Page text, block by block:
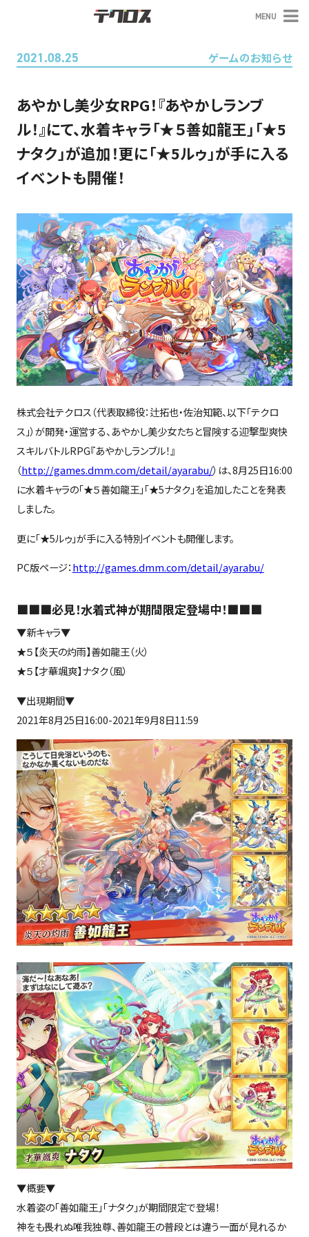
MENU
2021.08.25 ゲームのお知らせ
あやかし美少女RPG！『あやかしランブ
ル！』にて、水着キャラ「★５善如龍王」「★5
ナタク」が追加！更に「★5ルゥ」が手に入る
イベントも開催！
株式会社テクロス（代表取締役：辻拓也・佐治知範、以下「テクロ
ス」）が開発・運営する、あやかし美少女たちと冒険する迎撃型爽快
スキルバトルRPG『あやかしランブル！』
（http://games.dmm.com/detail/ayarabu/）は、8月25日16:00
に水着キャラの「★５善如龍王」「★5ナタク」を追加したことを発表
しました。
更に「★5ルゥ」が手に入る特別イベントも開催します。
PC版ページ：http://games.dmm.com/detail/ayarabu/
■■■必見！水着式神が期間限定登場中！■■■
▼新キャラ▼
★５【炎天の灼雨】善如龍王（火）
★５【才華颯爽】ナタク（風）
▼出現期間▼
2021年8月25日16:00-2021年9月8日11:59
▼概要▼
水着姿の「善如龍王」「ナタク」が期間限定で登場！
神をも畏れぬ唯我独尊、善如龍王の普段とは違う一面が見れるか